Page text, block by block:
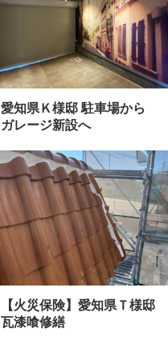
愛知県Ｋ様邸 駐車場から
ガレージ新設へ
【火災保険】愛知県Ｔ様邸
瓦漆喰修繕